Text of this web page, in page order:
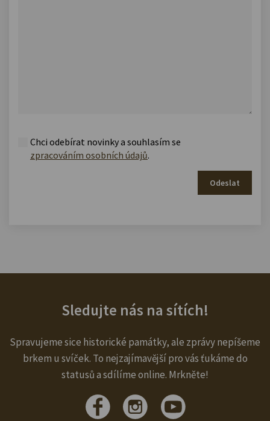
Chci odebírat novinky a souhlasím se
zpracováním osobních údajů.
Odeslat
Sledujte nás na sítích!
Spravujeme sice historické památky, ale zprávy nepíšeme
brkem u svíček. To nejzajímavější pro vás ťukáme do
statusů a sdílíme online. Mrkněte!